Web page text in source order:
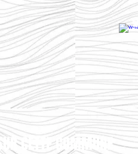
CETTE COMMUNE.